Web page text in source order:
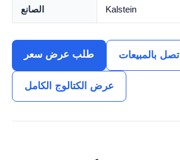
الصانع Kalstein
طلب عرض سعر اتصل بالمبيعات
عرض الكتالوج الكامل